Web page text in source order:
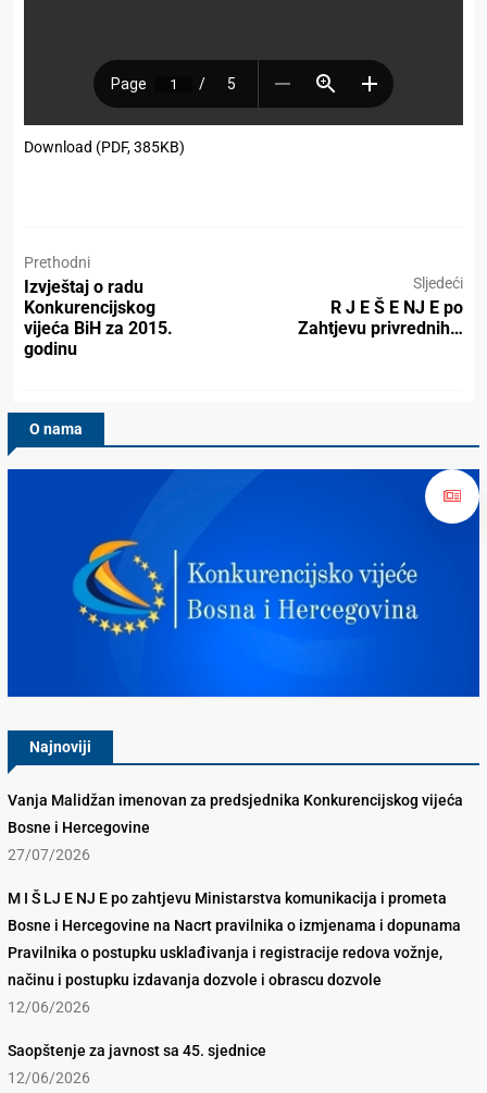
Download (PDF, 385KB)
Prethodni
Izvještaj o radu
Konkurencijskog
vijeća BiH za 2015.
godinu
Sljedeći
R J E Š E NJ E po
Zahtjevu privrednih…
O nama
Najnoviji
Vanja Malidžan imenovan za predsjednika Konkurencijskog vijeća
Bosne i Hercegovine
27/07/2026
M I Š LJ E NJ E po zahtjevu Ministarstva komunikacija i prometa
Bosne i Hercegovine na Nacrt pravilnika o izmjenama i dopunama
Pravilnika o postupku usklađivanja i registracije redova vožnje,
načinu i postupku izdavanja dozvole i obrascu dozvole
12/06/2026
Saopštenje za javnost sa 45. sjednice
12/06/2026